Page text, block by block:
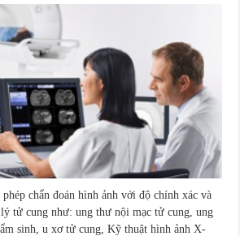
chẩn đoán hình ảnh với độ chính xác và
tử cung như: ung thư nội mạc tử cung, ung
sinh, u xơ tử cung, Kỹ thuật hình ảnh X-